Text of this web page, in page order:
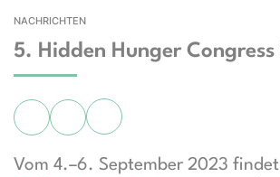
NACHRICHTEN
5. Hidden Hunger
Vom 4.–6. September 2023